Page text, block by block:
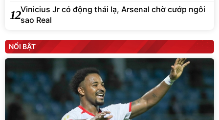
12Vinicius Jr có động thái lạ, Arsenal chờ cướp ngôi
sao Real
NỔI BẬT